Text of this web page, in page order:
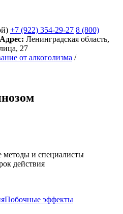
+7 (922) 354-29-27 8 (800)
Адрес: Ленинградская область,
27
от алкоголизма /
и специалисты
действия
Побочные эффекты